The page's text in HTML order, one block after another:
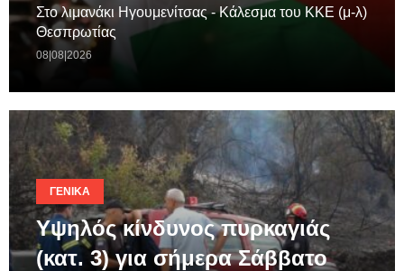
Στο λιμανάκι Ηγουμενίτσας - Κάλεσμα του ΚΚΕ (μ-λ)
Θεσπρωτίας
08|08|2026
ΓΕΝΙΚΆ
Υψηλός κίνδυνος πυρκαγιάς
(κατ. 3) για σήμερα Σάββατο